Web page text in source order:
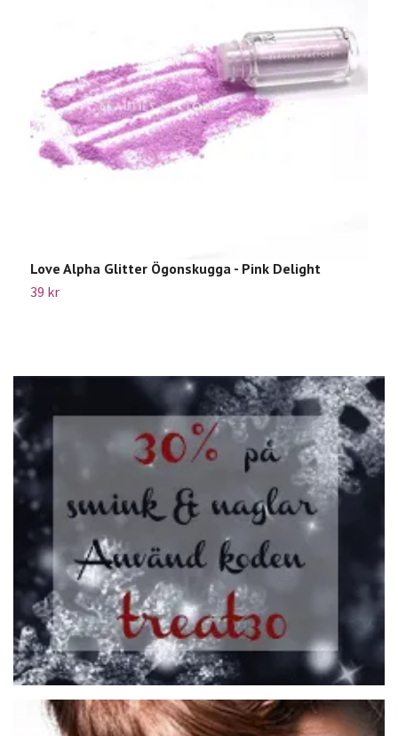
Love Alpha Glitter Ögonskugga - Pink Delight
39 kr